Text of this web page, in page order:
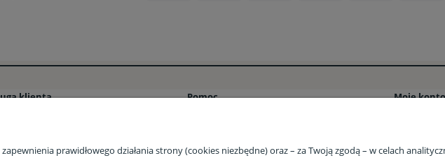
klienta Pomoc Moje konto
prawidłowego działania strony (cookies niezbędne) oraz – za Twoją zgodą – w celach